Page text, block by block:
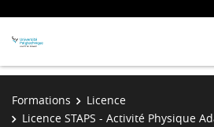
Formations
Licence
Licence STAPS - Activité Physique